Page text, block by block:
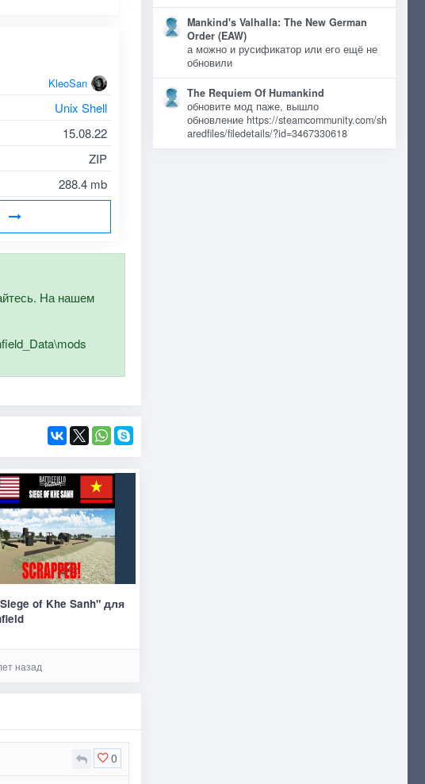
KleoSan
Unix Shell
15.08.22
ZIP
288.4 mb
На нашем
of Khe Sanh" для
назад
0
Mankind's Valhalla: The New German
Order (EAW)
а можно и русификатор или его ещё не
обновили
The Requiem Of Humankind
обновите мод паже, вышло
обновление https://steamcommunity.com/sh
aredfiles/filedetails/?id=3467330618